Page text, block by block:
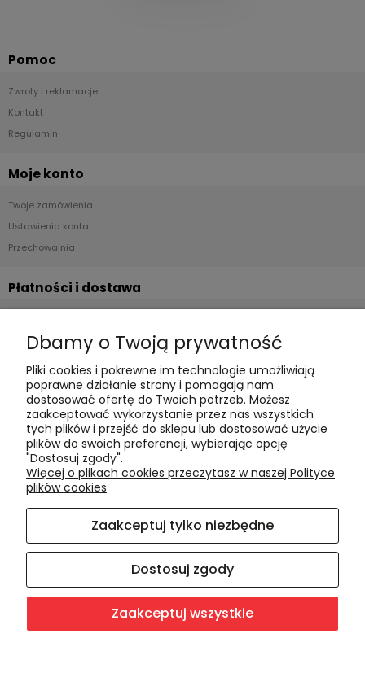
Pomoc
Zwroty i reklamacje
Kontakt
Regulamin
Moje konto
Twoje zamówienia
Ustawienia konta
Przechowalnia
Płatności i dostawa
Czas realizacji i koszty dostawy
Informacje
Polityka cookies
Polityka prywatności
Blog
O nas
Kontakt i dane firmy
O firmie
Dbamy o Twoją prywatność
Pliki cookies i pokrewne im technologie umożliwiają
poprawne działanie strony i pomagają nam
dostosować ofertę do Twoich potrzeb. Możesz
zaakceptować wykorzystanie przez nas wszystkich
tych plików i przejść do sklepu lub dostosować użycie
plików do swoich preferencji, wybierając opcję
"Dostosuj zgody".
Więcej o plikach cookies przeczytasz w naszej Polityce
plików cookies
Zaakceptuj tylko niezbędne
Dostosuj zgody
Zaakceptuj wszystkie